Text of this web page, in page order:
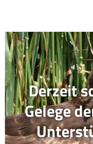
Derzeit
Gelege